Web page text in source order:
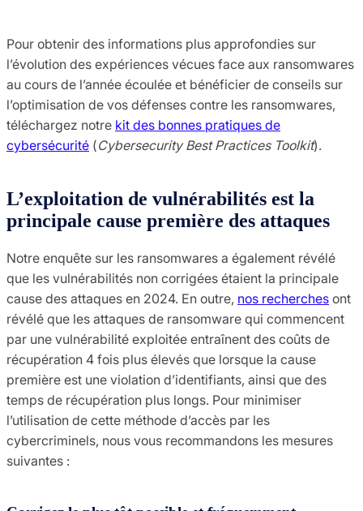
Pour obtenir des informations plus approfondies sur
l’évolution des expériences vécues face aux ransomwares
au cours de l’année écoulée et bénéficier de conseils sur
l’optimisation de vos défenses contre les ransomwares,
téléchargez notre kit des bonnes pratiques de
cybersécurité (Cybersecurity Best Practices Toolkit).
L’exploitation de vulnérabilités est la
principale cause première des attaques
Notre enquête sur les ransomwares a également révélé
que les vulnérabilités non corrigées étaient la principale
cause des attaques en 2024. En outre, nos recherches ont
révélé que les attaques de ransomware qui commencent
par une vulnérabilité exploitée entraînent des coûts de
récupération 4 fois plus élevés que lorsque la cause
première est une violation d’identifiants, ainsi que des
temps de récupération plus longs. Pour minimiser
l’utilisation de cette méthode d’accès par les
cybercriminels, nous vous recommandons les mesures
suivantes :